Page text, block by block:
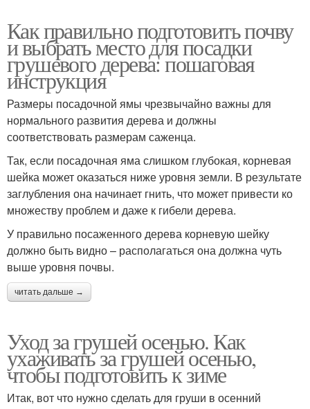
Как правильно подготовить почву
и выбрать место для посадки
грушевого дерева: пошаговая
инструкция
Размеры посадочной ямы чрезвычайно важны для
нормального развития дерева и должны
соответствовать размерам саженца.
Так, если посадочная яма слишком глубокая, корневая
шейка может оказаться ниже уровня земли. В результате
заглубления она начинает гнить, что может привести ко
множеству проблем и даже к гибели дерева.
У правильно посаженного дерева корневую шейку
должно быть видно – располагаться она должна чуть
выше уровня почвы.
читать дальше →
Уход за грушей осенью. Как
ухаживать за грушей осенью,
чтобы подготовить к зиме
Итак, вот что нужно сделать для груши в осенний